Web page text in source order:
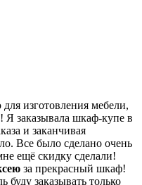
изготовления мебели,
заказывала шкаф-купе в
и заканчивая
Все было сделано очень
ещё скидку сделали!
за прекрасный шкаф!
буду заказывать только